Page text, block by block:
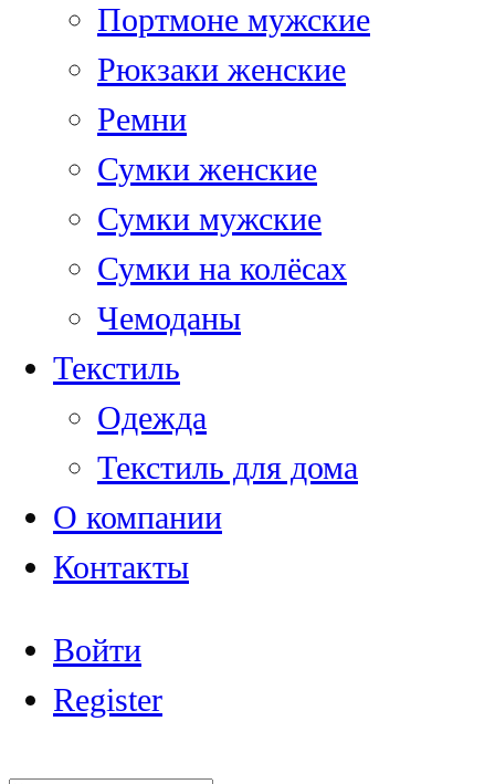
Портмоне мужские
Рюкзаки женские
Ремни
Сумки женские
Сумки мужские
Сумки на колёсах
Чемоданы
Текстиль
Одежда
Текстиль для дома
О компании
Контакты
Войти
Register